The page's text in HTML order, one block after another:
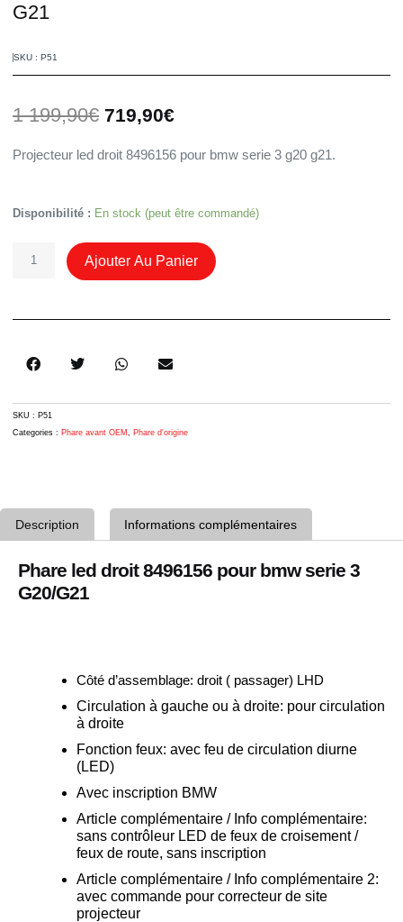
G21
SKU : P51
1 199,90€ Le
prix
initial
était :
719,90€Le
actuel
est :
Projecteur led droit 8496156 pour bmw serie 3 g20 g21.
Disponibilité : En stock (peut être commandé)
Quantité
G20
Ajouter Au Panier
SKU : P51
Categories : Phare avant OEM , Phare d'origine
Description Informations complémentaires
Phare led droit 8496156 pour bmw serie 3
G20/G21
Côté d’assemblage: droit ( passager) LHD
Circulation à gauche ou à droite: pour circulation
à droite
Fonction feux: avec feu de circulation diurne
(LED)
Avec inscription BMW
Article complémentaire / Info complémentaire:
sans contrôleur LED de feux de croisement /
feux de route, sans inscription
Article complémentaire / Info complémentaire 2:
avec commande pour correcteur de site
projecteur